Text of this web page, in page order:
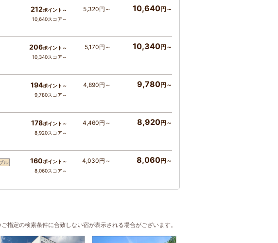
212ポイント～
10,640スコア～
5,320円～ 10,640円～
206ポイント～
10,340スコア～
5,170円～ 10,340円～
194ポイント～
9,780スコア～
4,890円～ 9,780円～
178ポイント～
8,920スコア～
4,460円～ 8,920円～
ル 160ポイント～
8,060スコア～
4,030円～ 8,060円～
指定の検索条件に合致しない宿が表示される場合がございます。